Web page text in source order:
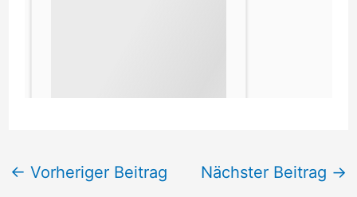
← Vorheriger Beitrag Nächster Beitrag →